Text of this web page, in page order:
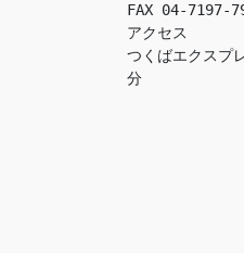
FAX 04-7197-
アクセス
つくばエクスプ
分